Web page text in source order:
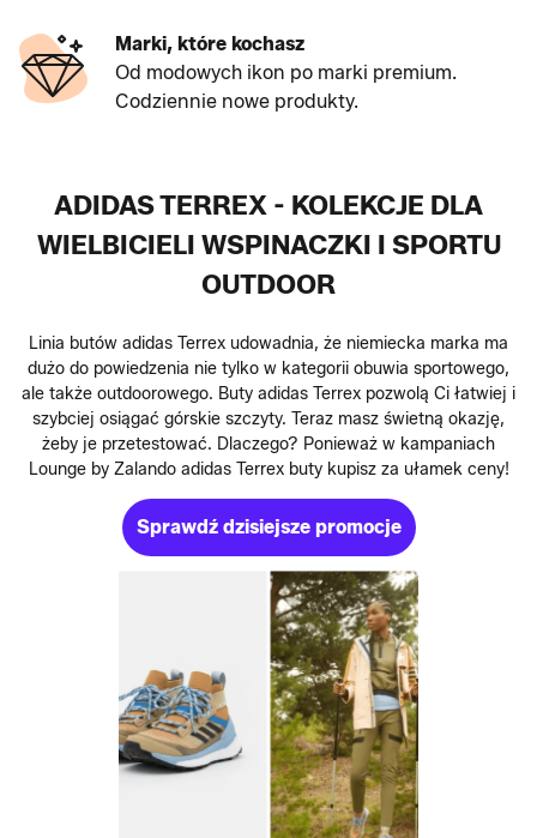
Marki, które kochasz
Od modowych ikon po marki premium.
Codziennie nowe produkty.
ADIDAS TERREX - KOLEKCJE DLA
WIELBICIELI WSPINACZKI I SPORTU
OUTDOOR
Linia butów adidas Terrex udowadnia, że niemiecka marka ma
dużo do powiedzenia nie tylko w kategorii obuwia sportowego,
ale także outdoorowego. Buty adidas Terrex pozwolą Ci łatwiej i
szybciej osiągać górskie szczyty. Teraz masz świetną okazję,
żeby je przetestować. Dlaczego? Ponieważ w kampaniach
Lounge by Zalando adidas Terrex buty kupisz za ułamek ceny!
Sprawdź dzisiejsze promocje